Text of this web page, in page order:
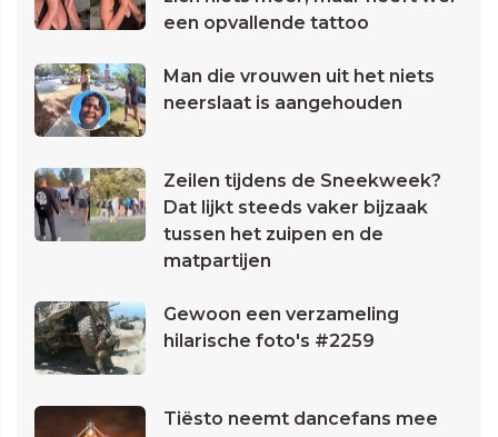
een opvallende tattoo
Man die vrouwen uit het niets
neerslaat is aangehouden
Zeilen tijdens de Sneekweek?
Dat lijkt steeds vaker bijzaak
tussen het zuipen en de
matpartijen
Gewoon een verzameling
hilarische foto's #2259
Tiësto neemt dancefans mee